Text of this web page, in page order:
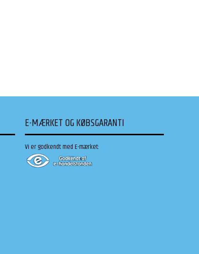
E-MÆRKET OG KØBSGARANTI
Vi er godkendt med E-mærket: